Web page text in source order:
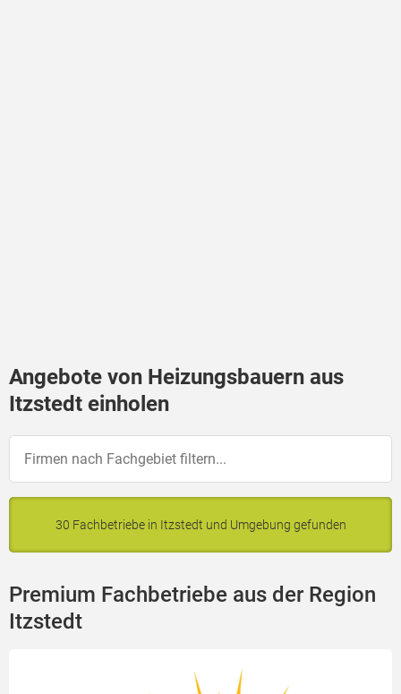
Angebote von Heizungsbauern aus
Itzstedt einholen
30 Fachbetriebe in Itzstedt und Umgebung gefunden
Premium Fachbetriebe aus der Region
Itzstedt